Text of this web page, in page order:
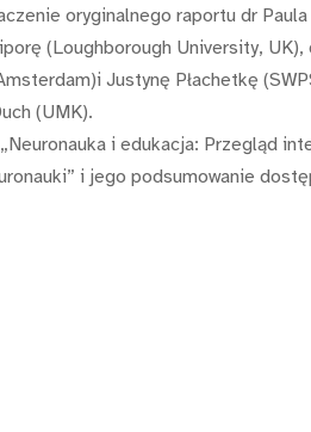
oryginalnego raportu dr
(Loughborough University,
Justynę Płachetkę
(UMK).
i edukacja: Przegląd
i jego podsumowanie